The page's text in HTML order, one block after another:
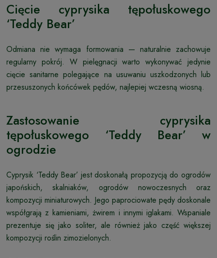
Cięcie cyprysika tępołuskowego
‘Teddy Bear’
Odmiana nie wymaga formowania — naturalnie zachowuje
regularny pokrój. W pielęgnacji warto wykonywać jedynie
cięcie sanitarne polegające na usuwaniu uszkodzonych lub
przesuszonych końcówek pędów, najlepiej wczesną wiosną.
Zastosowanie cyprysika
tępołuskowego ‘Teddy Bear’ w
ogrodzie
Cyprysik ‘Teddy Bear’ jest doskonałą propozycją do ogrodów
japońskich, skalniaków, ogrodów nowoczesnych oraz
kompozycji miniaturowych. Jego paprociowate pędy doskonale
współgrają z kamieniami, żwirem i innymi iglakami. Wspaniale
prezentuje się jako soliter, ale również jako część większej
kompozycji roślin zimozielonych.